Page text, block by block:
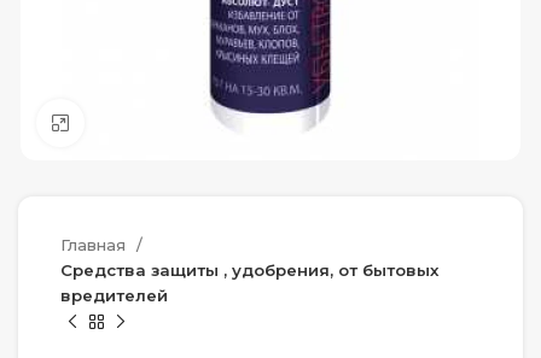
Нажмите, чтобы увеличить
Главная
Средства защиты , удобрения, от бытовых
вредителей